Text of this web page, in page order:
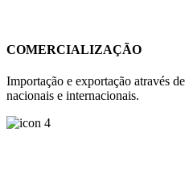
COMERCIALIZAÇÃO
Importação e exportação através
nacionais e internacionais.